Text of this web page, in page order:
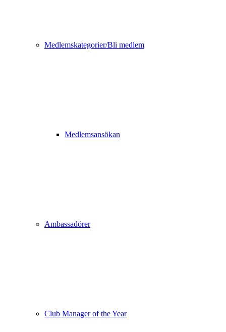
Medlemskategorier/Bli medlem
Medlemsansökan
Ambassadörer
Club Manager of the Year